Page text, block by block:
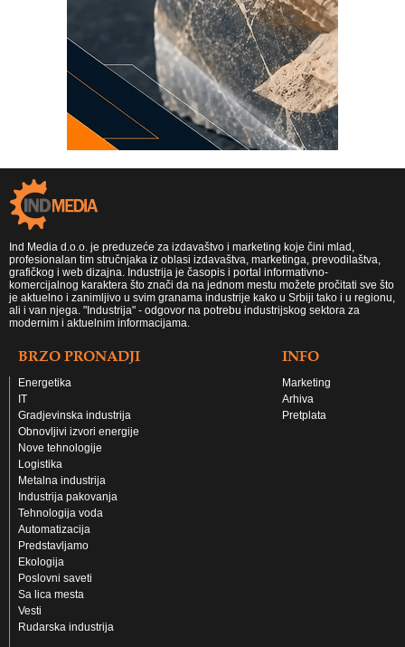
Ind Media d.o.o. je preduzeće za izdavaštvo i marketing koje čini mlad,
profesionalan tim stručnjaka iz oblasi izdavaštva, marketinga, prevodilaštva,
grafičkog i web dizajna. Industrija je časopis i portal informativno-
komercijalnog karaktera što znači da na jednom mestu možete pročitati sve što
je aktuelno i zanimljivo u svim granama industrije kako u Srbiji tako i u regionu,
ali i van njega. "Industrija" - odgovor na potrebu industrijskog sektora za
modernim i aktuelnim informacijama.
BRZO PRONADJI
Energetika
IT
Gradjevinska industrija
Obnovljivi izvori energije
Nove tehnologije
Logistika
Metalna industrija
Industrija pakovanja
Tehnologija voda
Automatizacija
Predstavljamo
Ekologija
Poslovni saveti
Sa lica mesta
Vesti
Rudarska industrija
INFO
Marketing
Arhiva
Pretplata